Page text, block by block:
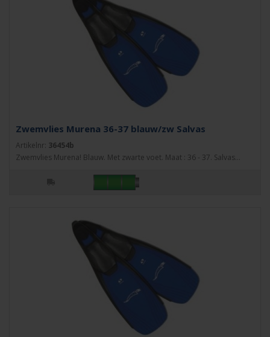
Zwemvlies Murena 36-37 blauw/zw Salvas
Artikelnr: 36454b
Zwemvlies Murena! Blauw. Met zwarte voet. Maat : 36 - 37. Salvas...